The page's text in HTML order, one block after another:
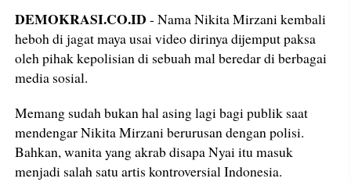
DEMOKRASI.CO.ID - Nama Nikita Mirzani kembali
heboh di jagat maya usai video dirinya dijemput paksa
oleh pihak kepolisian di sebuah mal beredar di berbagai
media sosial.
Memang sudah bukan hal asing lagi bagi publik saat
mendengar Nikita Mirzani berurusan dengan polisi.
Bahkan, wanita yang akrab disapa Nyai itu masuk
menjadi salah satu artis kontroversial Indonesia.